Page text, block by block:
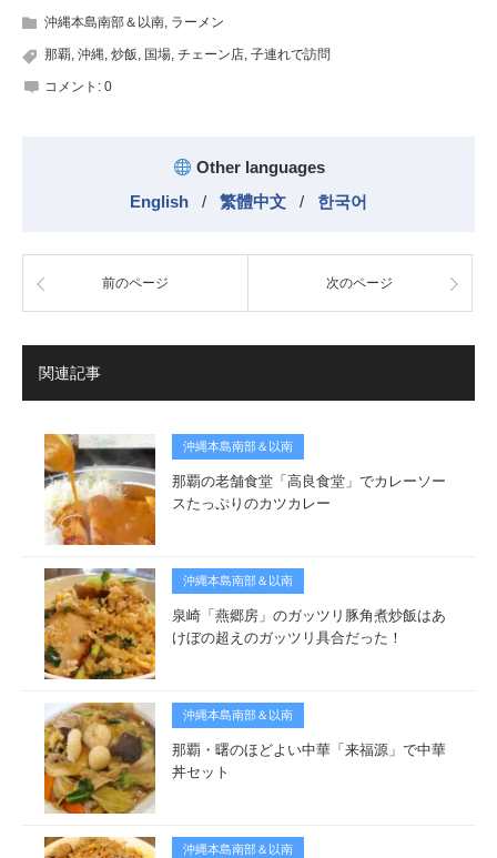
沖縄本島南部＆以南, ラーメン
那覇, 沖縄, 炒飯, 国場, チェーン店, 子連れで訪問
コメント: 0
Other languages
English
/ 繁體中文 / 한국어
前のページ 次のページ
関連記事
沖縄本島南部＆以南
那覇の老舗食堂「高良食堂」でカレーソー
スたっぷりのカツカレー
沖縄本島南部＆以南
泉崎「燕郷房」のガッツリ豚角煮炒飯はあ
けぼの超えのガッツリ具合だった！
沖縄本島南部＆以南
那覇・曙のほどよい中華「来福源」で中華
丼セット
沖縄本島南部＆以南